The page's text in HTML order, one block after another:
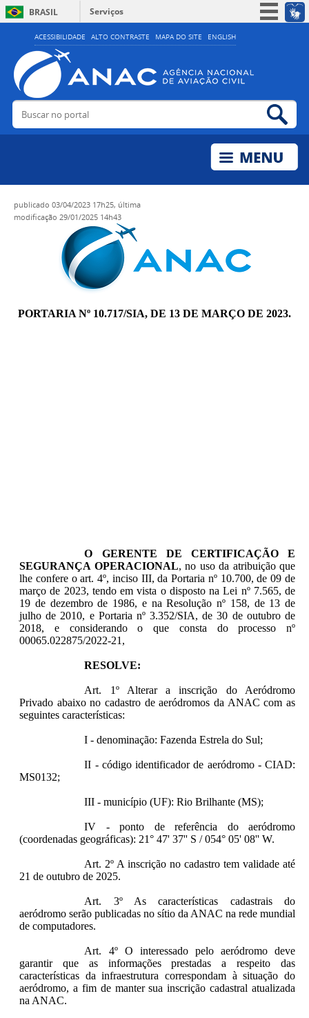
ACESSIBILIDADE ALTO CONTRASTE MAPA DO SITE ENGLISH
BRASIL
Serviços
Simplifique!
Acesso à informação
Legislação
Buscar no portal
publicado 03/04/2023 17h25, última
modificação 29/01/2025 14h43
PORTARIA Nº 10.717/SIA, DE 13 DE MARÇO DE 2023.
O GERENTE DE CERTIFICAÇÃO E
SEGURANÇA OPERACIONAL, no uso da atribuição que
lhe confere o art. 4º, inciso III, da Portaria nº 10.700, de 09 de
março de 2023, tendo em vista o disposto na Lei nº 7.565, de
19 de dezembro de 1986, e na Resolução nº 158, de 13 de
julho de 2010, e Portaria nº 3.352/SIA, de 30 de outubro de
2018, e considerando o que consta do processo nº
00065.022875/2022-21,
RESOLVE:
Art. 1º Alterar a inscrição do Aeródromo
Privado abaixo no cadastro de aeródromos da ANAC com as
seguintes características:
I - denominação: Fazenda Estrela do Sul;
II - código identificador de aeródromo - CIAD:
MS0132;
III - município (UF): Rio Brilhante (MS);
IV - ponto de referência do aeródromo
(coordenadas geográficas): 21° 47' 37'' S / 054° 05' 08'' W.
Art. 2º A inscrição no cadastro tem validade até
21 de outubro de 2025.
Art. 3º As características cadastrais do
aeródromo serão publicadas no sítio da ANAC na rede mundial
de computadores.
Art. 4º O interessado pelo aeródromo deve
garantir que as informações prestadas a respeito das
características da infraestrutura correspondam à situação do
aeródromo, a fim de manter sua inscrição cadastral atualizada
na ANAC.